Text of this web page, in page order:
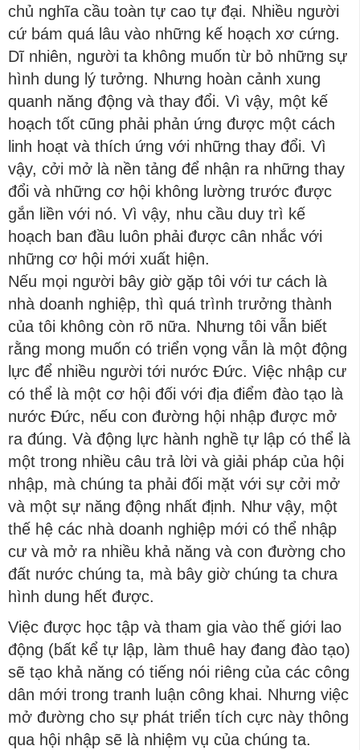
chủ nghĩa cầu toàn tự cao tự đại. Nhiều người
cứ bám quá lâu vào những kế hoạch xơ cứng.
Dĩ nhiên, người ta không muốn từ bỏ những sự
hình dung lý tưởng. Nhưng hoàn cảnh xung
quanh năng động và thay đổi. Vì vậy, một kế
hoạch tốt cũng phải phản ứng được một cách
linh hoạt và thích ứng với những thay đổi. Vì
vậy, cởi mở là nền tảng để nhận ra những thay
đổi và những cơ hội không lường trước được
gắn liền với nó. Vì vậy, nhu cầu duy trì kế
hoạch ban đầu luôn phải được cân nhắc với
những cơ hội mới xuất hiện.
Nếu mọi người bây giờ gặp tôi với tư cách là
nhà doanh nghiệp, thì quá trình trưởng thành
của tôi không còn rõ nữa. Nhưng tôi vẫn biết
rằng mong muốn có triển vọng vẫn là một động
lực để nhiều người tới nước Đức. Việc nhập cư
có thể là một cơ hội đối với địa điểm đào tạo là
nước Đức, nếu con đường hội nhập được mở
ra đúng. Và động lực hành nghề tự lập có thể là
một trong nhiều câu trả lời và giải pháp của hội
nhập, mà chúng ta phải đối mặt với sự cởi mở
và một sự năng động nhất định. Như vậy, một
thế hệ các nhà doanh nghiệp mới có thể nhập
cư và mở ra nhiều khả năng và con đường cho
đất nước chúng ta, mà bây giờ chúng ta chưa
hình dung hết được.
Việc được học tập và tham gia vào thế giới lao
động (bất kể tự lập, làm thuê hay đang đào tạo)
sẽ tạo khả năng có tiếng nói riêng của các công
dân mới trong tranh luận công khai. Nhưng việc
mở đường cho sự phát triển tích cực này thông
qua hội nhập sẽ là nhiệm vụ của chúng ta.